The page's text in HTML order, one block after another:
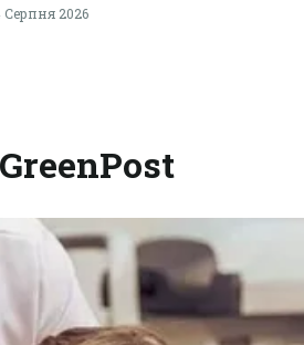
Серпня 2026